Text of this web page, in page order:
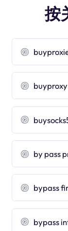
按
buyproxy
by pass
bypass
bypass